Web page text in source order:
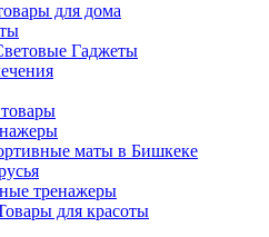
для дома
Гаджеты
маты в Бишкеке
тренажеры
для красоты